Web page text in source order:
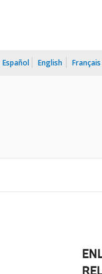
Español English Français